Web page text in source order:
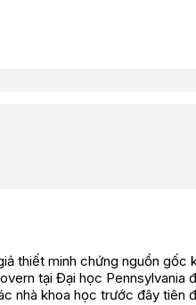
thiết minh chứng nguồn gốc
tại Đại học Pennsylvania
nhà khoa học trước đây tiên